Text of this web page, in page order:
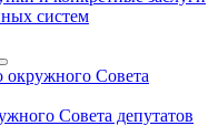
систем
окружного Совета
Совета депутатов